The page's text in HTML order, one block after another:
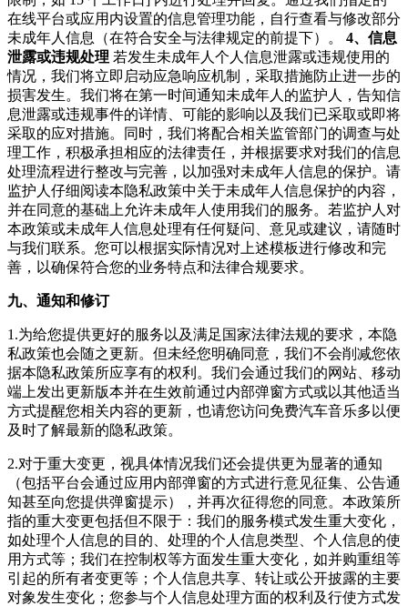
在线平台或应用内设置的信息管理功能，自行查看与修改部分
未成年人信息（在符合安全与法律规定的前提下）。 4、信息
泄露或违规处理 若发生未成年人个人信息泄露或违规使用的
情况，我们将立即启动应急响应机制，采取措施防止进一步的
损害发生。我们将在第一时间通知未成年人的监护人，告知信
息泄露或违规事件的详情、可能的影响以及我们已采取或即将
采取的应对措施。同时，我们将配合相关监管部门的调查与处
理工作，积极承担相应的法律责任，并根据要求对我们的信息
处理流程进行整改与完善，以加强对未成年人信息的保护。请
监护人仔细阅读本隐私政策中关于未成年人信息保护的内容，
并在同意的基础上允许未成年人使用我们的服务。若监护人对
本政策或未成年人信息处理有任何疑问、意见或建议，请随时
与我们联系。您可以根据实际情况对上述模板进行修改和完
善，以确保符合您的业务特点和法律合规要求。
九、通知和修订
1.为给您提供更好的服务以及满足国家法律法规的要求，本隐
私政策也会随之更新。但未经您明确同意，我们不会削减您依
据本隐私政策所应享有的权利。我们会通过我们的网站、移动
端上发出更新版本并在生效前通过内部弹窗方式或以其他适当
方式提醒您相关内容的更新，也请您访问免费汽车音乐多 以便
及时了解最新的隐私政策。
2.对于重大变更，视具体情况我们还会提供更为显著的通知
（包括平台会通过应用内部弹窗的方式进行意见征集、公告通
知甚至向您提供弹窗提示），并再次征得您的同意。本政策所
指的重大变更包括但不限于：我们的服务模式发生重大变化，
如处理个人信息的目的、处理的个人信息类型、个人信息的使
用方式等；我们在控制权等方面发生重大变化，如并购重组等
引起的所有者变更等；个人信息共享、转让或公开披露的主要
对象发生变化；您参与个人信息处理方面的权利及行使方式发